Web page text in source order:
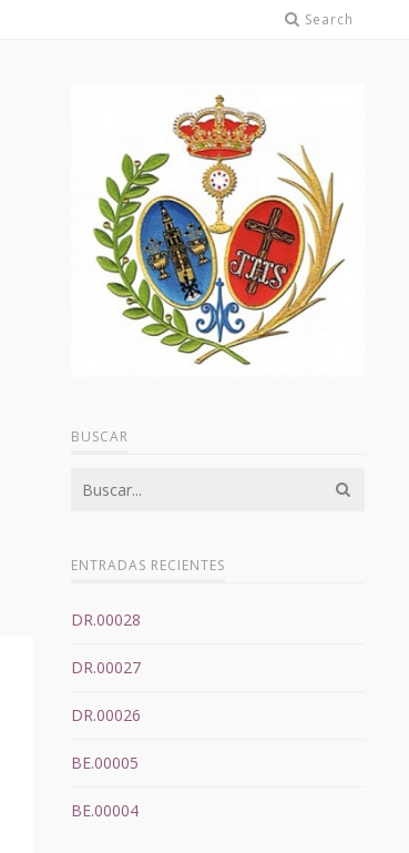
Search
BUSCAR
ENTRADAS RECIENTES
DR.00028
DR.00027
DR.00026
BE.00005
BE.00004